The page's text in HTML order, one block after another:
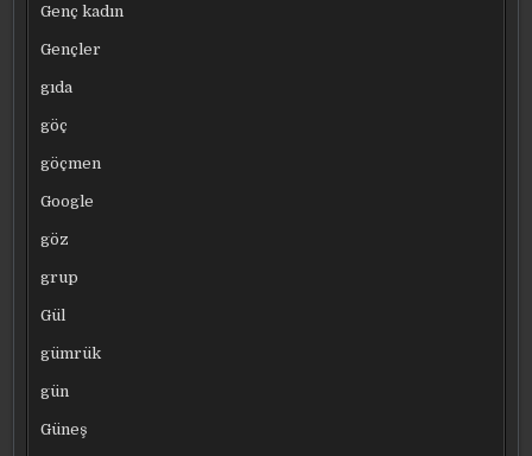
Genç kadın
Gençler
gıda
göç
göçmen
Google
göz
grup
Gül
gümrük
gün
Güneş